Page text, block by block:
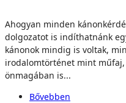
Ahogyan minden
dolgozatot is indíthatnánk
kánonok mindig is voltak,
irodalomtörténet mint
önmagában is...
Bővebben